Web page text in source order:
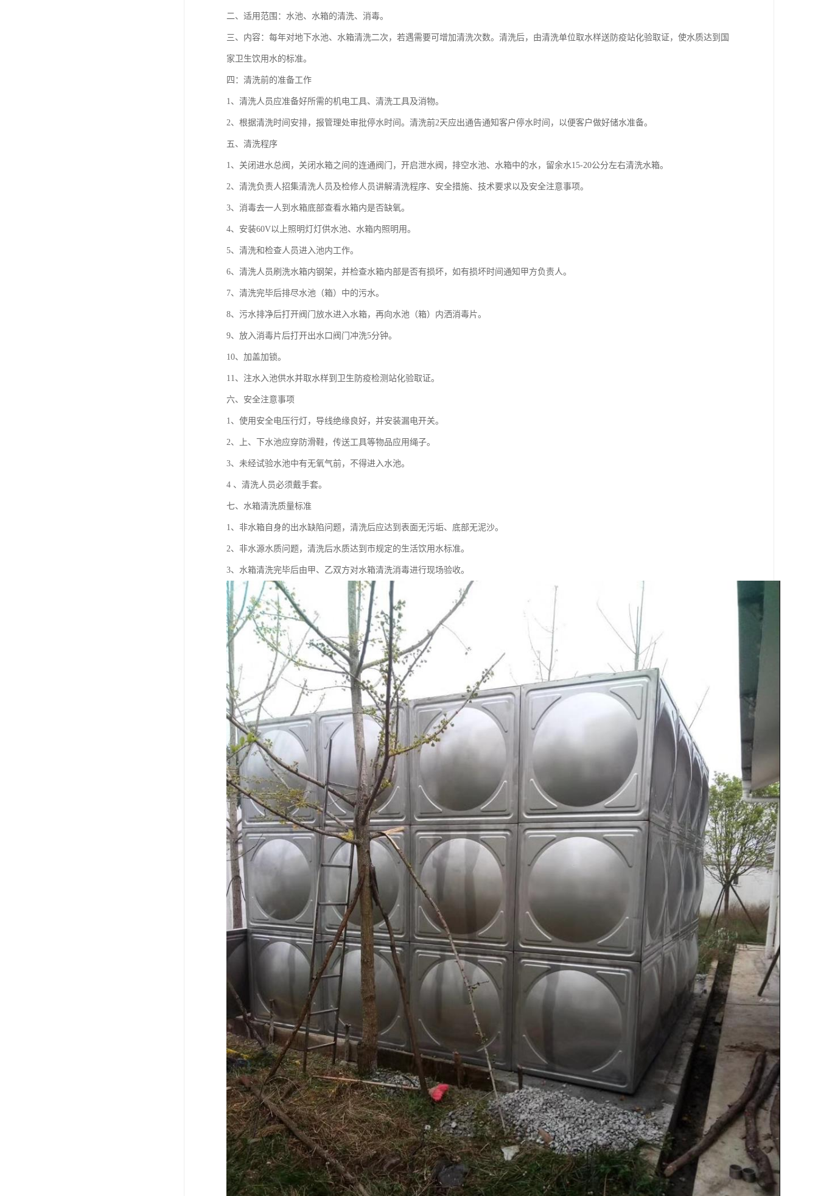
二、适用范围：水池、水箱的清洗、消毒。
三、内容：每年对地下水池、水箱清洗二次，若遇需要可增加清洗次数。清洗后，由清洗单位取水样送防疫站化验取证，使水质达到国
家卫生饮用水的标准。
四：清洗前的准备工作
1、清洗人员应准备好所需的机电工具、清洗工具及消物。
2、根据清洗时间安排，报管理处审批停水时间。清洗前2天应出通告通知客户停水时间，以便客户做好储水准备。
五、清洗程序
1、关闭进水总阀，关闭水箱之间的连通阀门，开启泄水阀，排空水池、水箱中的水，留余水15-20公分左右清洗水箱。
2、清洗负责人招集清洗人员及检修人员讲解清洗程序、安全措施、技术要求以及安全注意事项。
3、消毒去一人到水箱底部查看水箱内是否缺氧。
4、安装60V以上照明灯灯供水池、水箱内照明用。
5、清洗和检查人员进入池内工作。
6、清洗人员刷洗水箱内钢架，并检查水箱内部是否有损坏，如有损坏时间通知甲方负责人。
7、清洗完毕后排尽水池（箱）中的污水。
8、污水排净后打开阀门放水进入水箱，再向水池（箱）内洒消毒片。
9、放入消毒片后打开出水口阀门冲洗5分钟。
10、加盖加锁。
11、注水入池供水并取水样到卫生防疫检测站化验取证。
六、安全注意事项
1、使用安全电压行灯，导线绝缘良好，并安装漏电开关。
2、上、下水池应穿防滑鞋，传送工具等物品应用绳子。
3、未经试验水池中有无氧气前，不得进入水池。
4 、清洗人员必须戴手套。
七、水箱清洗质量标准
1、非水箱自身的出水缺陷问题，清洗后应达到表面无污垢、底部无泥沙。
2、非水源水质问题，清洗后水质达到市规定的生活饮用水标准。
3、水箱清洗完毕后由甲、乙双方对水箱清洗消毒进行现场验收。